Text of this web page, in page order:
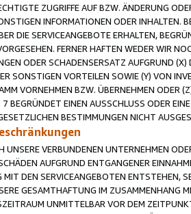
ZUGRIFFE AUF BZW. ÄNDERUNG
INFORMATIONEN ODER INHALTEN.
DIE SERVICEANGEBOTE ERHALTEN,
FERNER HAFTEN WEDER WIR
ODER SCHADENSERSATZ AUFGRUND
SONSTIGEN VORTEILEN SOWIE (Y) VON
VORNEHMEN BZW. ÜBERNEHMEN ODER
7 BEGRÜNDET EINEN AUSSCHLUSS ODER
BESTIMMUNGEN NICHT
UNSERE VERBUNDENEN UNTERNEHMEN
AUFGRUND ENTGANGENER
DEN SERVICEANGEBOTEN ENTSTEHEN,
GESAMTHAFTUNG IM ZUSAMMENHANG
UNMITTELBAR VOR DEM